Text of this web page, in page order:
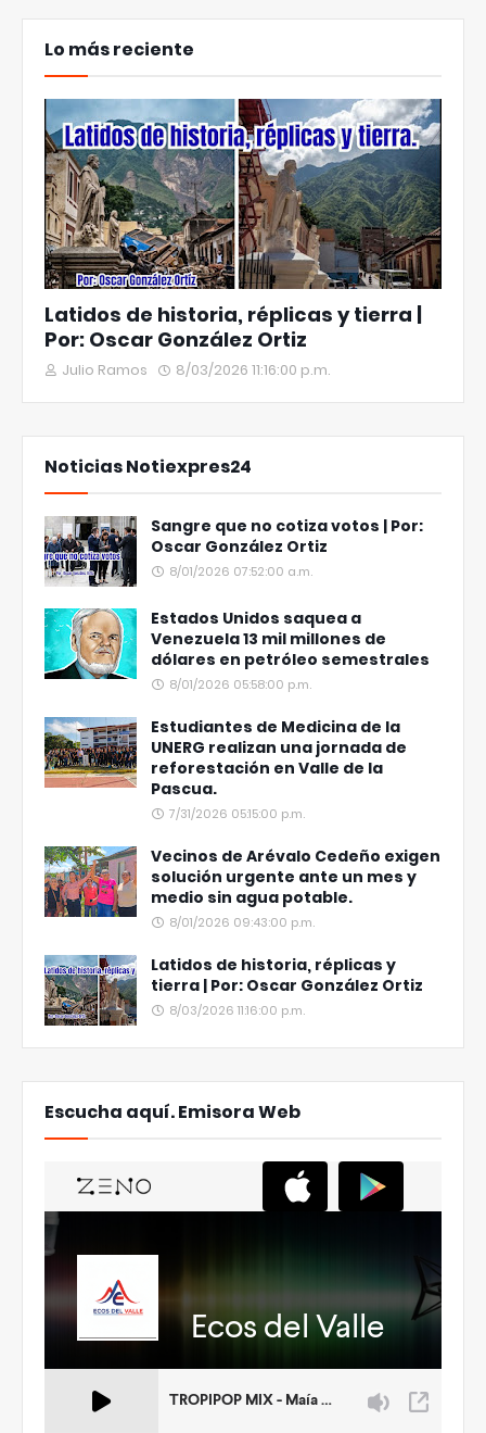
Lo más reciente
Latidos de historia, réplicas y tierra |
Por: Oscar González Ortiz
Julio Ramos 8/03/2026 11:16:00 p.m.
Noticias Notiexpres24
Sangre que no cotiza votos | Por:
Oscar González Ortiz
8/01/2026 07:52:00 a.m.
Estados Unidos saquea a
Venezuela 13 mil millones de
dólares en petróleo semestrales
8/01/2026 05:58:00 p.m.
Estudiantes de Medicina de la
UNERG realizan una jornada de
reforestación en Valle de la
Pascua.
7/31/2026 05:15:00 p.m.
Vecinos de Arévalo Cedeño exigen
solución urgente ante un mes y
medio sin agua potable.
8/01/2026 09:43:00 p.m.
Latidos de historia, réplicas y
tierra | Por: Oscar González Ortiz
8/03/2026 11:16:00 p.m.
Escucha aquí. Emisora Web